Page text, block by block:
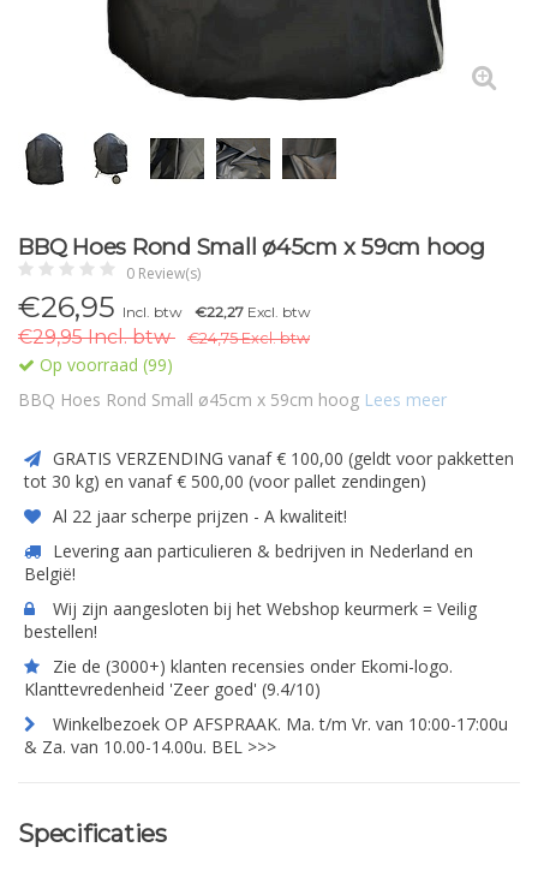
BBQ Hoes Rond Small ø45cm x 59cm hoog
0 Review(s)
€26,95 Incl. btw €22,27 Excl. btw
€29,95 Incl. btw €24,75 Excl. btw
Op voorraad (99)
BBQ Hoes Rond Small ø45cm x 59cm hoog Lees meer
GRATIS VERZENDING vanaf € 100,00 (geldt voor pakketten
tot 30 kg) en vanaf € 500,00 (voor pallet zendingen)
Al 22 jaar scherpe prijzen - A kwaliteit!
Levering aan particulieren & bedrijven in Nederland en
België!
Wij zijn aangesloten bij het Webshop keurmerk = Veilig
bestellen!
Zie de (3000+) klanten recensies onder Ekomi-logo.
Klanttevredenheid 'Zeer goed' (9.4/10)
Winkelbezoek OP AFSPRAAK. Ma. t/m Vr. van 10:00-17:00u
& Za. van 10.00-14.00u. BEL >>>
Specificaties